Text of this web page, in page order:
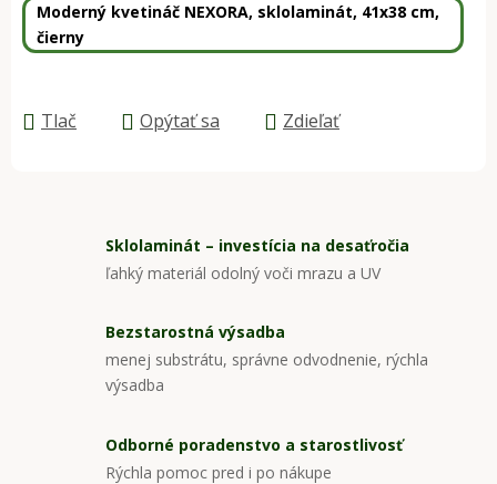
Moderný kvetináč NEXORA, sklolaminát, 41x38 cm,
čierny
Tlač Opýtať sa Zdieľať
Sklolaminát – investícia na desaťročia
ľahký materiál odolný voči mrazu a UV
Bezstarostná výsadba
menej substrátu, správne odvodnenie, rýchla
výsadba
Odborné poradenstvo a starostlivosť
Rýchla pomoc pred i po nákupe